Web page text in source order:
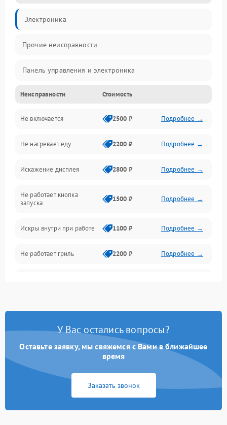
Электроника
Прочие неисправности
Панель управления и электроника
Дверца и корпус
Механика и внутренние элементы
Механические повреждения
Питание и запуск
Нагрев и приготовление
Программное обеспечение
Неисправности Стоимость
Не включается 2500 ₽ Подробнее →
Не нагревает еду 2200 ₽ Подробнее →
Искажение дисплея 2800 ₽ Подробнее →
Не работает кнопка
запуска
1500 ₽ Подробнее →
Искры внутри при работе 1100 ₽ Подробнее →
Не работает гриль 2200 ₽ Подробнее →
Появление запаха гари 2400 ₽ Подробнее →
Проблемы с вентилятором 2000 ₽
Поломка системы
охлаждения
Подробнее →
Не работают сенсорные
У Вас остались вопросы?
Оставьте заявку, мы свяжемся с Вами в ближайшее
время
Заказать звонок